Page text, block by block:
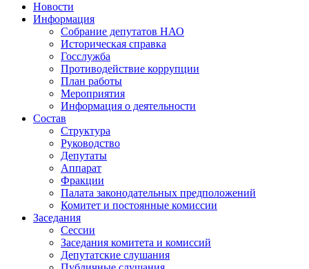
Новости
Информация
Собрание депутатов НАО
Историческая справка
Госслужба
Противодействие коррупции
План работы
Мероприятия
Информация о деятельности
Состав
Структура
Руководство
Депутаты
Аппарат
Фракции
Палата законодательных предположений
Комитет и постоянные комиссии
Заседания
Сессии
Заседания комитета и комиссий
Депутатские слушания